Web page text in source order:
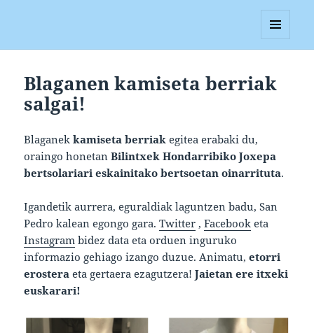
Blaganen kamiseta berriak
salgai!
Blaganekkamiseta berriak egitea erabaki du,
oraingo honetanBilintxek Hondarribiko Joxepa
bertsolariari eskainitako bertsoetan oinarrituta.
Igandetik aurrera, eguraldiak laguntzen badu, San
Pedro kalean egongo gara.Twitter ,Facebook eta
Instagram bidez data eta orduen inguruko
informazio gehiago izango duzue. Animatu,etorri
erostera eta gertaera ezagutzera!Jaietan ere itxeki
euskarari!